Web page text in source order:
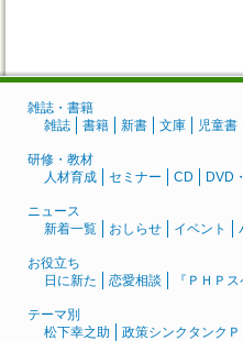
雑誌・書籍
雑誌
書籍 新書 文庫 児童書
研修・教材
人材育成
セミナー CD DVD
ニュース
新着一覧
おしらせ イベント
お役立ち
日に新た
恋愛相談 『ＰＨＰ
テーマ別
松下幸之助
政策シンクタンク